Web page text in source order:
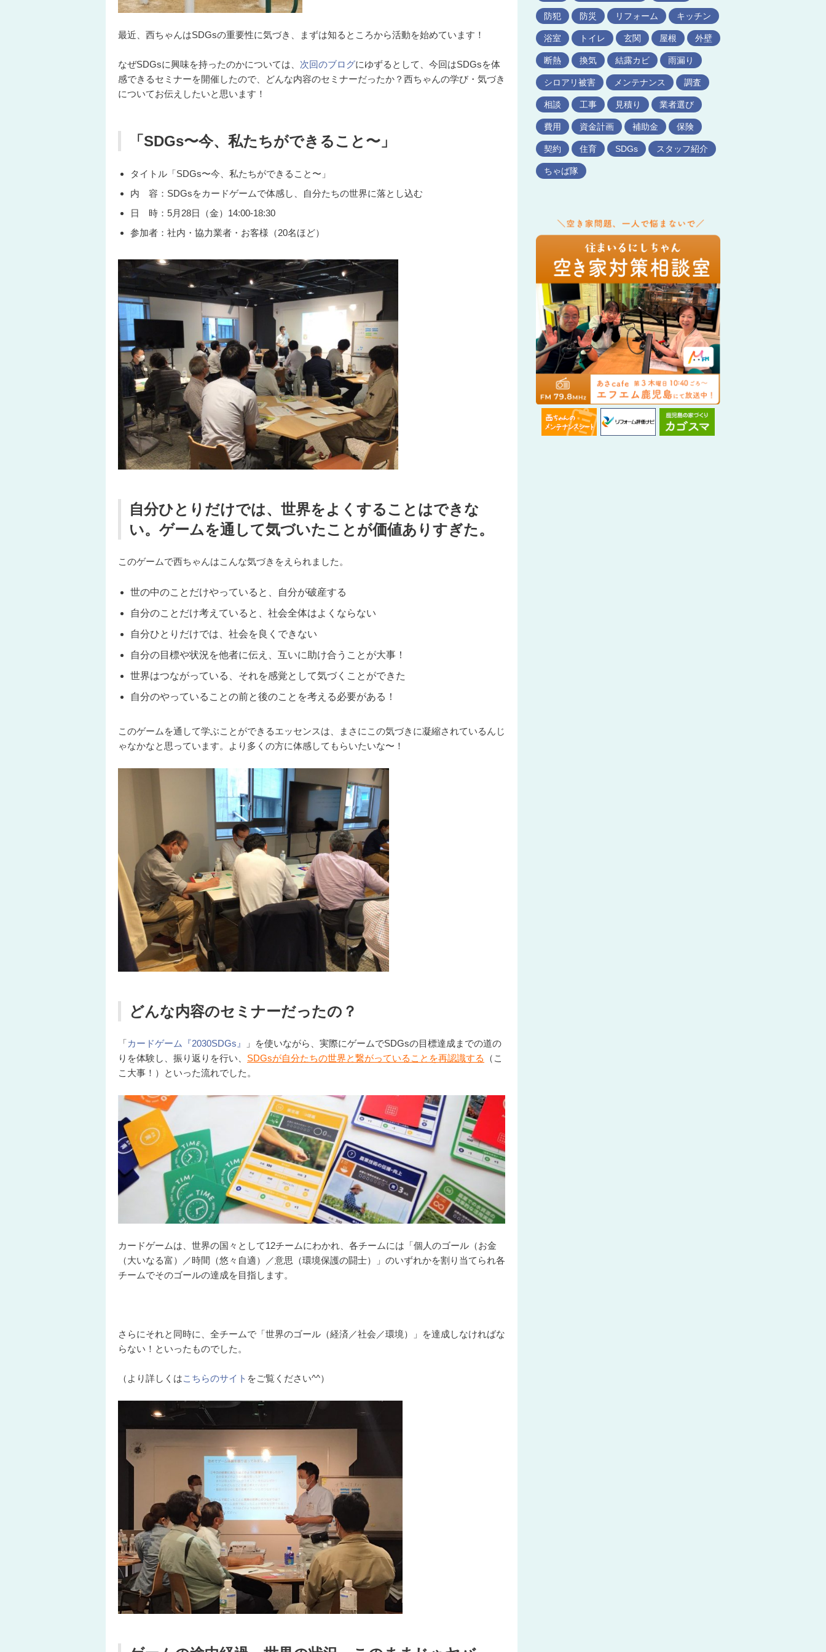
最近、西ちゃんはSDGsの重要性に気づき、まずは知るところから活動を始めています！
なぜSDGsに興味を持ったのかについては、 次回のブログにゆずるとして、今回はSDGsを体
感できるセミナーを開催したので、どんな内容のセミナーだったか？西ちゃんの学び・気づき
についてお伝えしたいと思います！
「SDGs〜今、私たちができること〜」
タイトル「SDGs〜今、私たちができること〜」
内 容：SDGsをカードゲームで体感し、自分たちの世界に落とし込む
日 時：5月28日（金）14:00-18:30
参加者：社内・協力業者・お客様（20名ほど）
自分ひとりだけでは、世界をよくすることはできな
い。ゲームを通して気づいたことが価値ありすぎた。
このゲームで西ちゃんはこんな気づきをえられました。
世の中のことだけやっていると、自分が破産する
自分のことだけ考えていると、社会全体はよくならない
自分ひとりだけでは、社会を良くできない
自分の目標や状況を他者に伝え、互いに助け合うことが大事！
世界はつながっている、それを感覚として気づくことができた
自分のやっていることの前と後のことを考える必要がある！
このゲームを通して学ぶことができるエッセンスは、まさにこの気づきに凝縮されているんじ
ゃなかなと思っています。より多くの方に体感してもらいたいな〜！
どんな内容のセミナーだったの？
「カードゲーム『2030SDGs』
」を使いながら、実際にゲームでSDGsの目標達成までの道の
りを体験し、振り返りを行い、 SDGsが自分たちの世界と繋がっていることを再認識する
（こ
こ大事！）といった流れでした。
カードゲームは、世界の国々として12チームにわかれ、各チームには「個人のゴール（お金
（大いなる富）／時間（悠々自適）／意思（環境保護の闘士）
」のいずれかを割り当てられ各
チームでそのゴールの達成を目指します。
さらにそれと同時に、全チームで「世界のゴール（経済／社会／環境）」を達成しなければな
らない！といったものでした。
（より詳しくはこちらのサイト をご覧ください^^）
防犯 防災 リフォーム キッチン
浴室 トイレ 玄関 屋根 外壁
断熱 換気 結露カビ 雨漏り
シロアリ被害 メンテナンス 調査
相談 工事 見積り 業者選び
費用 資金計画 補助金 保険
契約 住育 SDGs スタッフ紹介
ちゃば隊